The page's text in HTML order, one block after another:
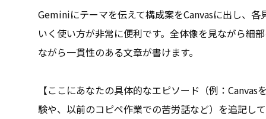
Geminiにテーマを伝えて構成案をCanvasに出し、
いく使い方が非常に便利です。全体像を見ながら細
ながら一貫性のある文章が書けます。
【ここにあなたの具体的なエピソード（例：
験や、以前のコピペ作業での苦労話など）を追記し